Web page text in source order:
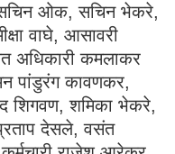
ओक, सचिन भेकरे,
वाघे, आसावरी
अधिकारी कमलाकर
पांडुरंग कावणकर,
शिगवण, शमिका भेकरे,
देसले, वसंत